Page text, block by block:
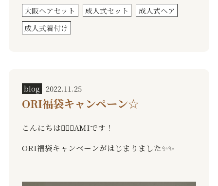
大阪ヘアセット
成人式セット
成人式ヘア
成人式着付け
blog 2022.11.25
ORI福袋キャンペーン☆
こんにちは🙇🏻‍♂️AMIです！
ORI福袋キャンペーンがはじまりました✨✨